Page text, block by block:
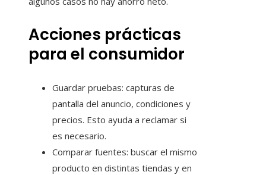
Acciones prácticas
para el consumidor
Guardar pruebas: capturas de
pantalla del anuncio, condiciones y
precios. Esto ayuda a reclamar si
es necesario.
Comparar fuentes: buscar el mismo
producto en distintas tiendas y en